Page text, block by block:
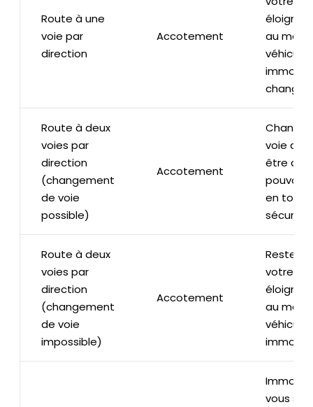
Route à une
voie par
direction
Accotement
au
véhicule
changer
Route à deux
voies par
direction
(changement
de voie
possible)
Accotement
voie
être
pouvoir
en toute
sécurité
Route à deux
voies par
direction
(changement
de voie
impossible)
Accotement
Restez
votre
au
véhicule
vous si